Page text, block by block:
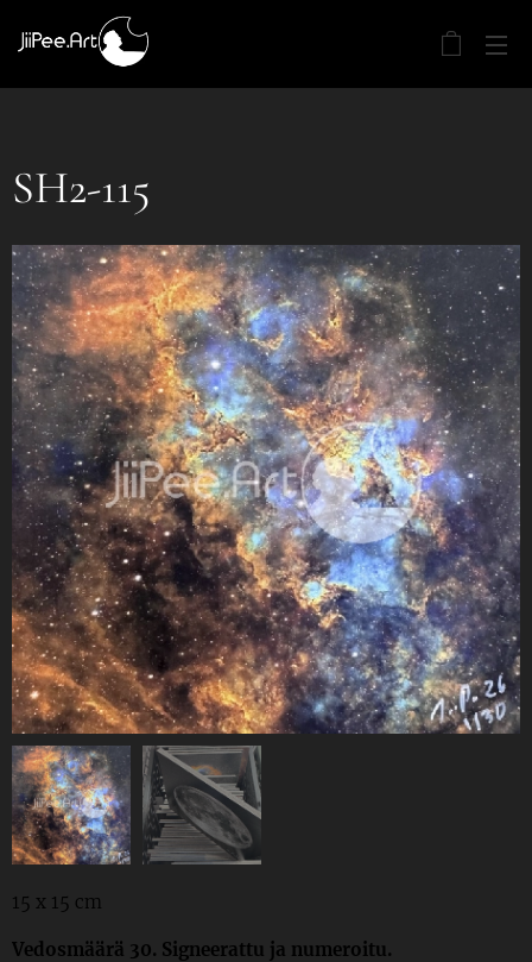
SH2-115
15 x 15 cm
Vedosmäärä 30. Signeerattu ja numeroitu.